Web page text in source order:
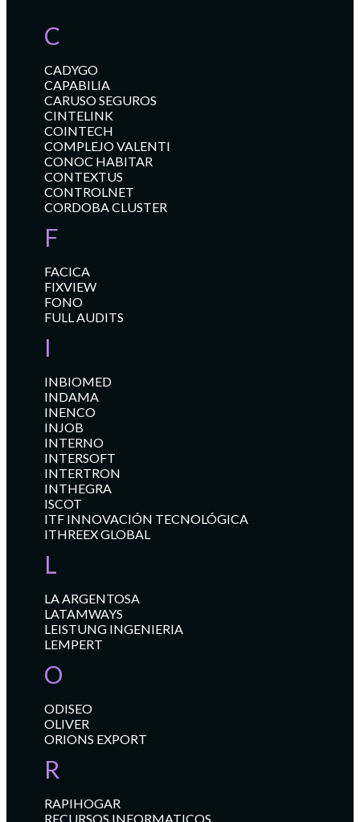
C
CADYGO
CAPABILIA
CARUSO SEGUROS
CINTELINK
COINTECH
COMPLEJO VALENTI
CONOC HABITAR
CONTEXTUS
CONTROLNET
CORDOBA CLUSTER
F
FACICA
FIXVIEW
FONO
FULL AUDITS
I
INBIOMED
INDAMA
INENCO
INJOB
INTERNO
INTERSOFT
INTERTRON
INTHEGRA
ISCOT
ITF INNOVACIÓN TECNOLÓGICA
ITHREEX GLOBAL
L
LA ARGENTOSA
LATAMWAYS
LEISTUNG INGENIERIA
LEMPERT
O
ODISEO
OLIVER
ORIONS EXPORT
R
RAPIHOGAR
RECURSOS INFORMATICOS